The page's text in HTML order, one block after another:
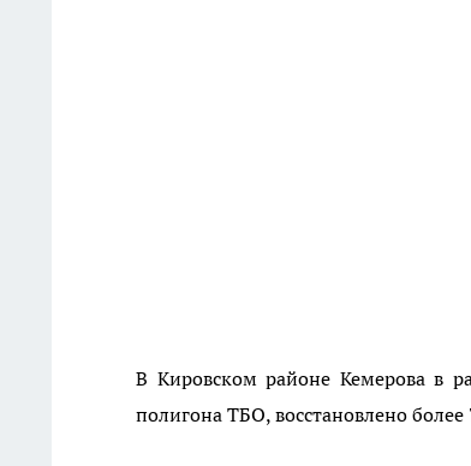
В Кировском районе Кемерова в
полигона ТБО, восстановлено